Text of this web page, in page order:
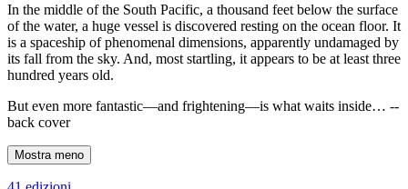
In the middle of the South Pacific, a thousand feet below the surface
of the water, a huge vessel is discovered resting on the ocean floor. It
is a spaceship of phenomenal dimensions, apparently undamaged by
its fall from the sky. And, most startling, it appears to be at least three
hundred years old.
But even more fantastic—and frightening—is what waits inside… --
back cover
Mostra meno